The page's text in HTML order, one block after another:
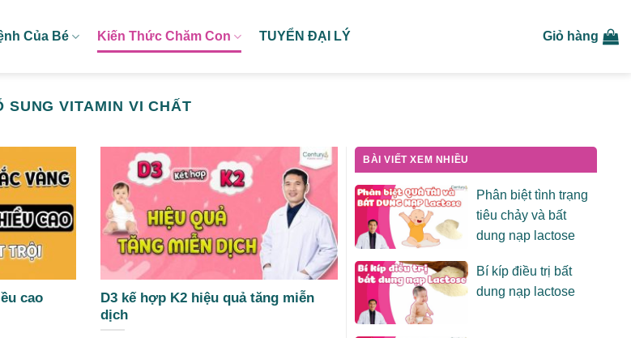
Của Bé Kiến Thức Chăm Con TUYỂN ĐẠI LÝ Giỏ hàng
SUNG VITAMIN VI CHẤT
cao
D3 kế hợp K2 hiệu quả tăng miễn
dịch
BÀI VIẾT XEM NHIỀU
Phân biệt tình trạng
tiêu chảy và bất
dung nạp lactose
Bí kíp điều trị bất
dung nạp lactose